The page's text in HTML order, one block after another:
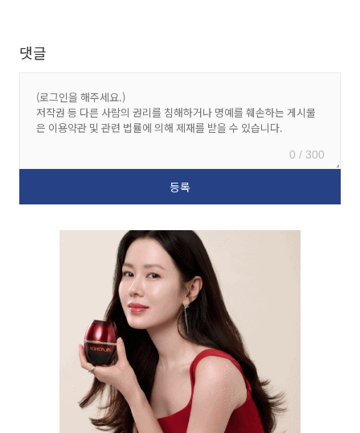
댓글
0 / 300